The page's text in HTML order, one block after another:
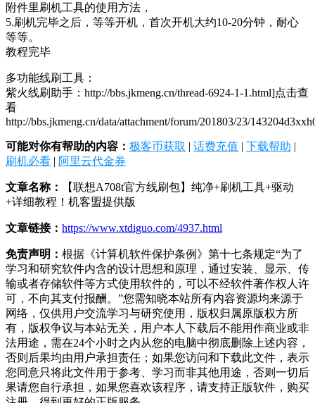
附件里刷机工具的使用方法，
5.刷机完毕之后，等等开机，首次开机大约10-20分钟，耐心
等等。
教程完毕
多功能线刷工具：
紫火线刷助手：http://bbs.jkmeng.cn/thread-6924-1-1.html]点击查
看
http://bbs.jkmeng.cn/data/attachment/forum/201803/23/
可能对你有帮助的内容： 极客币获取 | 话费充值 | 下载帮助 |
刷机必看 | 阿里云代金券
文章名称：
【联想A708t官方线刷包】纯净+刷机工具+驱动
+详细教程！机客盟提供版
文章链接： https://www.xtdiguo.com/4937.html
免责声明： 根据《计算机软件保护条例》第十七条规定“为了
学习和研究软件内含的设计思想和原理，通过安装、显示、传
输或者存储软件等方式使用软件的，可以不经软件著作权人许
可，不向其支付报酬。”您需知晓本站所有内容资源均来源于
网络，仅供用户交流学习与研究使用，版权归属原版权方所
有，版权争议与本站无关，用户本人下载后不能用作商业或非
法用途，需在24个小时之内从您的电脑中彻底删除上述内容，
否则后果均由用户承担责任；如果您访问和下载此文件，表示
您同意只将此文件用于参考、学习而非其他用途，否则一切后
果请您自行承担，如果您喜欢该程序，请支持正版软件，购买